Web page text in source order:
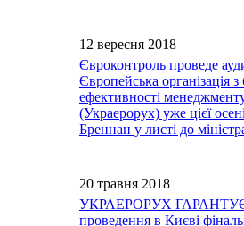
12 вересня 2018
Євроконтроль проведе
Європейська організація
ефективності
(Украерорух) уже цієї
Бреннан у листі до
20 травня 2018
УКРАЕРОРУХ
проведення в Києві